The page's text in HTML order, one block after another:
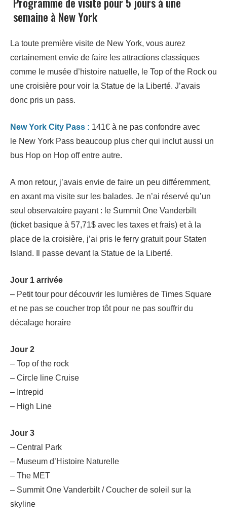
semaine à New York
La toute première visite de New York, vous aurez
certainement envie de faire les attractions classiques
comme le musée d’histoire natuelle, le Top of the Rock ou
une croisière pour voir la Statue de la Liberté. J’avais
donc pris un pass.
New York City Pass : 141€ à ne pas confondre avec
le New York Pass beaucoup plus cher qui inclut aussi un
bus Hop on Hop off entre autre.
A mon retour, j’avais envie de faire un peu différemment,
en axant ma visite sur les balades. Je n’ai réservé qu’un
seul observatoire payant : le Summit One Vanderbilt
(ticket basique à 57,71$ avec les taxes et frais) et à la
place de la croisière, j’ai pris le ferry gratuit pour Staten
Island. Il passe devant la Statue de la Liberté.
Jour 1 arrivée
– Petit tour pour découvrir les lumières de Times Square
et ne pas se coucher trop tôt pour ne pas souffrir du
décalage horaire
Jour 2
– Top of the rock
– Circle line Cruise
– Intrepid
– High Line
Jour 3
– Central Park
– Museum d’Histoire Naturelle
– The MET
– Summit One Vanderbilt / Coucher de soleil sur la
skyline